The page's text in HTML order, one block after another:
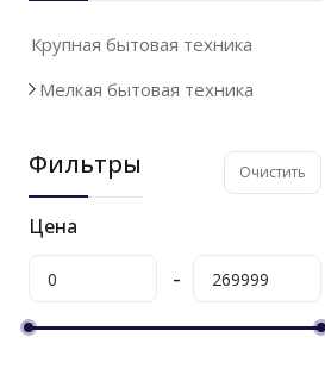
Крупная бытовая техника
Мелкая бытовая техника
Фильтры Очистить
Цена